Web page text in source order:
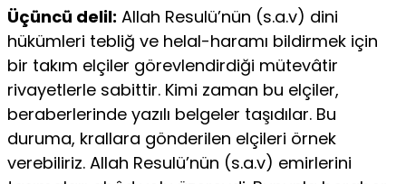
Üçüncü delil: Allah Resulü’nün (s.a.v) dini
hükümleri tebliğ ve helal-haramı bildirmek için
bir takım elçiler görevlendirdiği mütevâtir
rivayetlerle sabittir. Kimi zaman bu elçiler,
beraberlerinde yazılı belgeler taşıdılar. Bu
duruma, krallara gönderilen elçileri örnek
verebiliriz. Allah Resulü’nün (s.a.v) emirlerini